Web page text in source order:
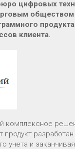
цифровых
клиента.
комплексное
продукт
учета и